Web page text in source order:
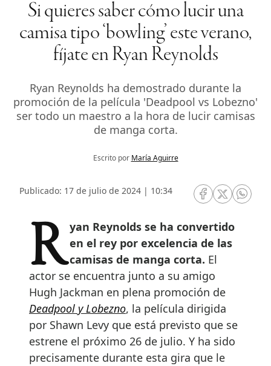
Si quieres saber cómo lucir una
camisa tipo ‘bowling’ este verano,
fíjate en Ryan Reynolds
Ryan Reynolds ha demostrado durante la
promoción de la película 'Deadpool vs Lobezno'
ser todo un maestro a la hora de lucir camisas
de manga corta.
Escrito por María Aguirre
Publicado: 17 de julio de 2024 | 10:34
RRSS Facebook
RRSSRRSS
Ryan Reynolds se ha convertido en el rey por excelencia de las
camisas de manga corta. El
actor se encuentra junto a su amigo
Hugh Jackman en plena promoción de
Deadpool y Lobezno, la película dirigida
por Shawn Levy que está previsto que se
estrene el próximo 26 de julio. Y ha sido
precisamente durante esta gira que le